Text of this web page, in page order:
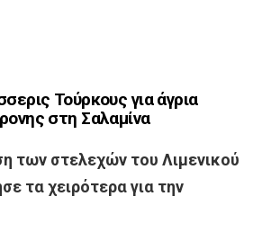
Τούρκους για άγρια
στη Σαλαμίνα
των στελεχών του Λιμενικού
τα χειρότερα για την